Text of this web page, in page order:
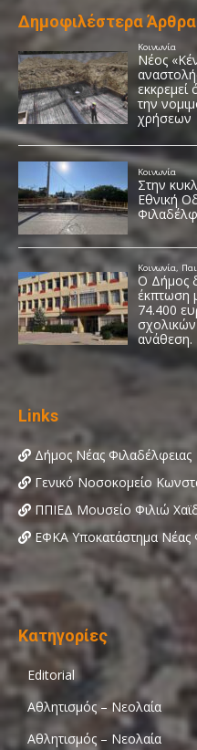
Δημοφιλέστερα Άρθρα
Links
Δήμος Νέας Φιλαδέλφειας
Γενικό Νοσοκομείο
ΠΠΙΕΔ Μουσείο Φιλιώ
ΕΦΚΑ Υποκατάστημα Νέας
Κατηγορίες
Editorial
Αθλητισμός – Νεολαία
Αθλητισμός – Νεολαία